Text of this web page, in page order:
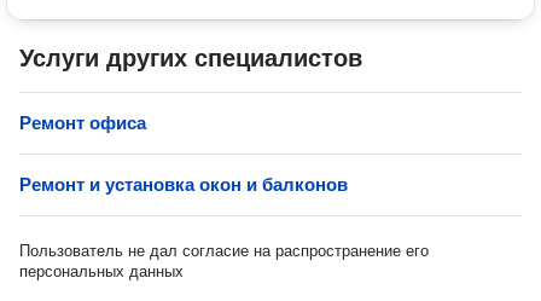
Услуги других специалистов
Ремонт офиса
Ремонт и установка окон и балконов
Пользователь не дал согласие на распространение его
персональных данных